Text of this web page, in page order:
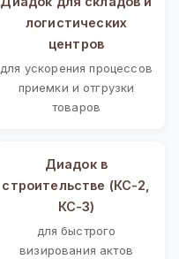
логистических
центров
для ускорения процессов
приемки и отгрузки
товаров
Диадок в
строительстве (КС-2,
КС-3)
для быстрого
визирования актов